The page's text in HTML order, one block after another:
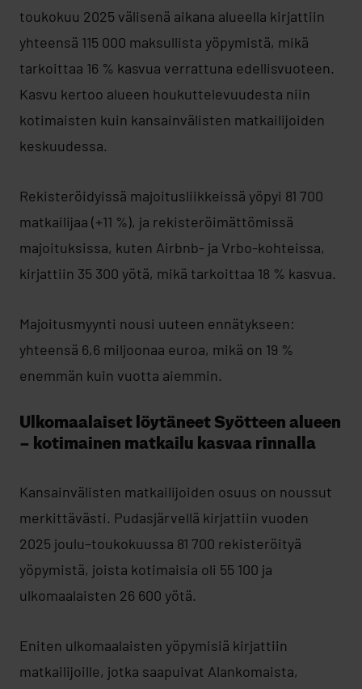
toukokuu 2025 välisenä aikana alueella kirjattiin
yhteensä 115 000 maksullista yöpymistä, mikä
tarkoittaa 16 % kasvua verrattuna edellisvuoteen.
Kasvu kertoo alueen houkuttelevuudesta niin
kotimaisten kuin kansainvälisten matkailijoiden
keskuudessa.
Rekisteröidyissä majoitusliikkeissä yöpyi 81 700
matkailijaa (+11 %), ja rekisteröimättömissä
majoituksissa, kuten Airbnb- ja Vrbo-kohteissa,
kirjattiin 35 300 yötä, mikä tarkoittaa 18 % kasvua.
Majoitusmyynti nousi uuteen ennätykseen:
yhteensä 6,6 miljoonaa euroa, mikä on 19 %
enemmän kuin vuotta aiemmin.
Ulkomaalaiset löytäneet Syötteen alueen
– kotimainen matkailu kasvaa rinnalla
Kansainvälisten matkailijoiden osuus on noussut
merkittävästi. Pudasjärvellä kirjattiin vuoden
2025 joulu–toukokuussa 81 700 rekisteröityä
yöpymistä, joista kotimaisia oli 55 100 ja
ulkomaalaisten 26 600 yötä.
Eniten ulkomaalaisten yöpymisiä kirjattiin
matkailijoille, jotka saapuivat Alankomaista,